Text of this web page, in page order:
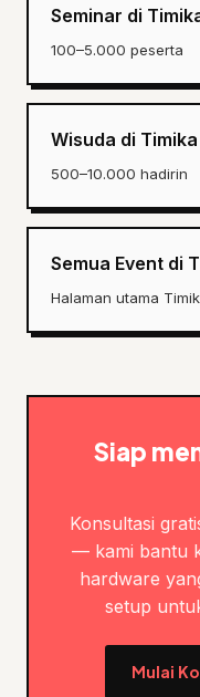
Seminar di
100–5.000 peserta
Wisuda di Timika
500–10.000 hadirin
Semua Event di
Halaman utama
Siap
Konsultasi
— kami bantu
hardware
setup
Mulai